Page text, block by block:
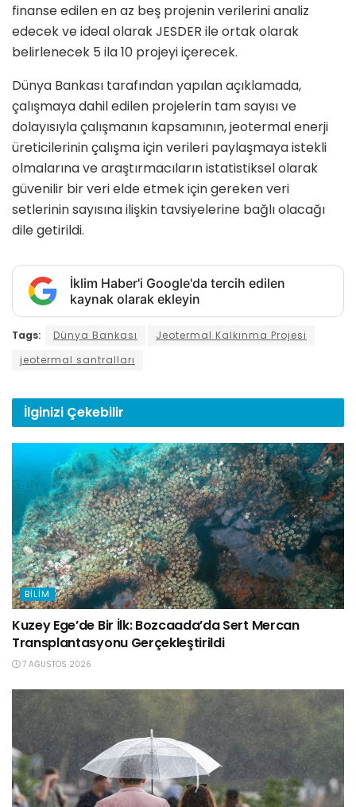
finanse edilen en az beş projenin verilerini analiz
edecek ve ideal olarak JESDER ile ortak olarak
belirlenecek 5 ila 10 projeyi içerecek.
Dünya Bankası tarafından yapılan açıklamada,
çalışmaya dahil edilen projelerin tam sayısı ve
dolayısıyla çalışmanın kapsamının, jeotermal enerji
üreticilerinin çalışma için verileri paylaşmaya istekli
olmalarına ve araştırmacıların istatistiksel olarak
güvenilir bir veri elde etmek için gereken veri
setlerinin sayısına ilişkin tavsiyelerine bağlı olacağı
dile getirildi.
İklim Haber'i Google'da tercih edilen
kaynak olarak ekleyin
Tags: Dünya Bankası
Jeotermal Kalkınma Projesi
jeotermal santralları
İlginizi Çekebilir
BILIM
Kuzey Ege’de Bir İlk: Bozcaada’da Sert Mercan
Transplantasyonu Gerçekleştirildi
7 AĞUSTOS 2026